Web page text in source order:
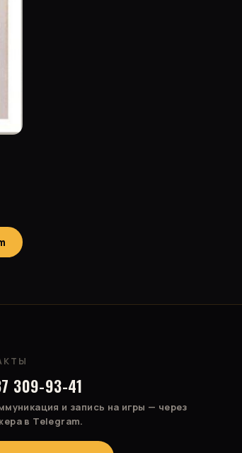
309-93-41
и запись на игры — через
в Telegram.